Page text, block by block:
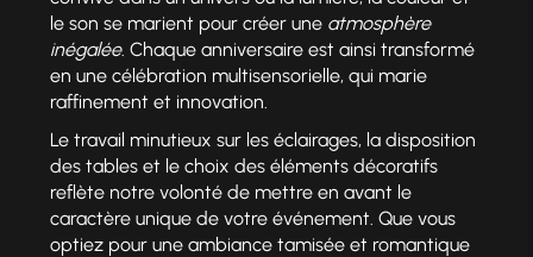
le son se marient pour créer une atmosphère
inégalée. Chaque anniversaire est ainsi transformé
en une célébration multisensorielle, qui marie
raffinement et innovation.
Le travail minutieux sur les éclairages, la disposition
des tables et le choix des éléments décoratifs
reflète notre volonté de mettre en avant le
caractère unique de votre événement. Que vous
optiez pour une ambiance tamisée et romantique